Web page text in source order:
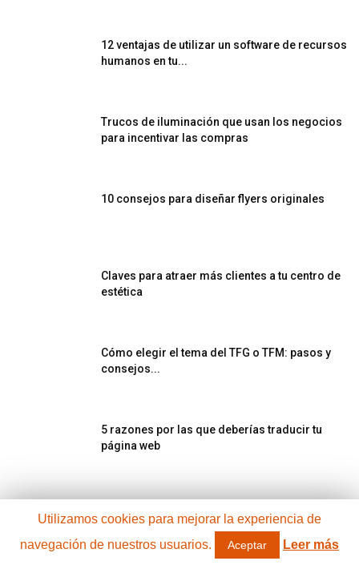
12 ventajas de utilizar un software de recursos
humanos en tu...
Trucos de iluminación que usan los negocios
para incentivar las compras
10 consejos para diseñar flyers originales
Claves para atraer más clientes a tu centro de
estética
Cómo elegir el tema del TFG o TFM: pasos y
consejos...
5 razones por las que deberías traducir tu
página web
emprendedores
Utilizamos cookies para mejorar la experiencia de
navegación de nuestros usuarios.
Aceptar Leer más